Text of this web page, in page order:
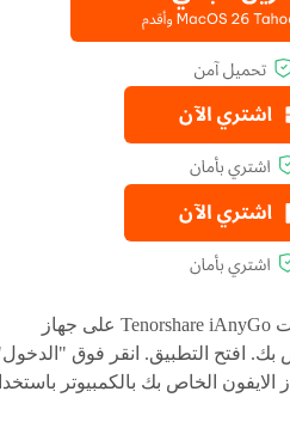
قم بتنزيل وتثبيت Tenorshare iAnyGo على جهاز
بك. افتح التطبيق. انقر فوق
الخاص بك بالكمبيوتر